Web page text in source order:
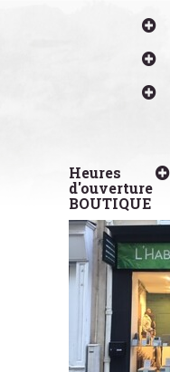
Heures
d'ouverture
BOUTIQUE